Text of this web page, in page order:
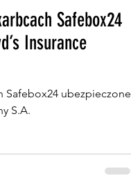
Safebox24
Insurance
Safebox24 ubezpieczone
S.A.